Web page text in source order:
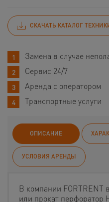
СКАЧАТЬ КАТАЛОГ
Замена в случае
Сервис 24/7
Аренда с оператором
Транспортные услуги
ОПИСАНИЕ
УСЛОВИЯ АРЕНДЫ
В компании FORTRENT
или прокат перфоратор